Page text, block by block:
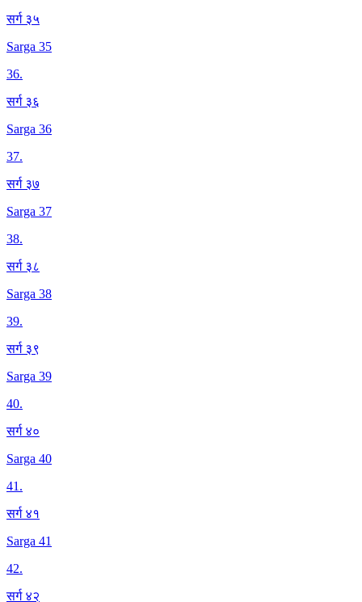
सर्ग ३५
Sarga 35
36.
सर्ग ३६
Sarga 36
37.
सर्ग ३७
Sarga 37
38.
सर्ग ३८
Sarga 38
39.
सर्ग ३९
Sarga 39
40.
सर्ग ४०
Sarga 40
41.
सर्ग ४१
Sarga 41
42.
सर्ग ४२